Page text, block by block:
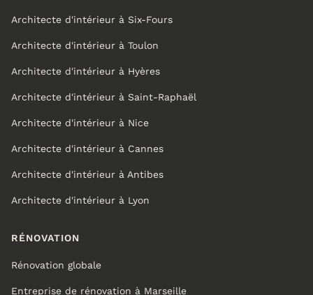
Architecte d'intérieur à Six-Fours
Architecte d'intérieur à Toulon
Architecte d'intérieur à Hyères
Architecte d'intérieur à Saint-Raphaël
Architecte d'intérieur à Nice
Architecte d'intérieur à Cannes
Architecte d'intérieur à Antibes
Architecte d'intérieur à Lyon
RÉNOVATION
Rénovation globale
Entreprise de rénovation à Marseille